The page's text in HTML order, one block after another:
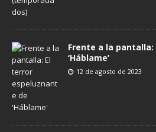
Frente a la
‘Háblame’
12 de agosto de 2023